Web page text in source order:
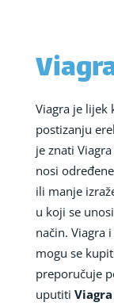
Viagra je lijek
postizanju
je znati
nosi
ili manje
u koji se
način. Viagra
mogu se
preporučuje
uputiti